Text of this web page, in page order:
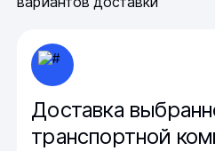
Доставка
транспортной